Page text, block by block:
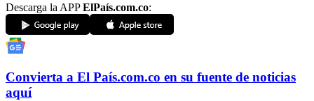
Descarga la APPElPaís.com.co:
Convierta a El País.com.co en su fuente de noticias
aquí